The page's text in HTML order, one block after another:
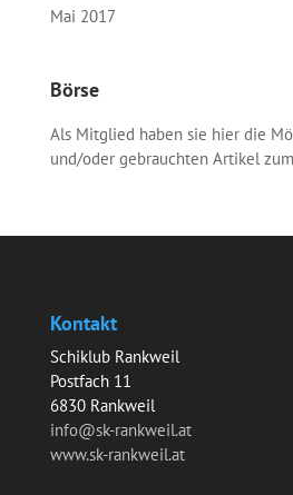
Mai 2017
Börse
Als Mitglied haben sie hier die
und/oder gebrauchten Artikel
Kontakt
Schiklub Rankweil
Postfach 11
6830 Rankweil
info@sk-rankweil.at
www.sk-rankweil.at